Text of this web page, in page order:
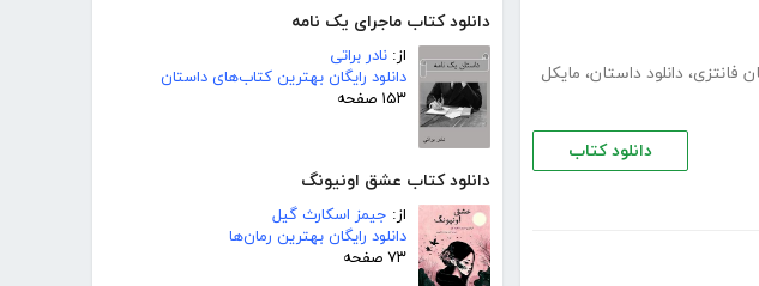
دانلود کتاب ماجرای یک نامه
از: نادر براتی
دانلود رایگان بهترین کتاب‌های داستان
۱۵۳ صفحه
دانلود کتاب عشق اونیونگ
از: جیمز اسکارث گیل
دانلود رایگان بهترین رمان‌ها
۷۳ صفحه
فانتزی، دانلود داستان، مایکل
دانلود کتاب